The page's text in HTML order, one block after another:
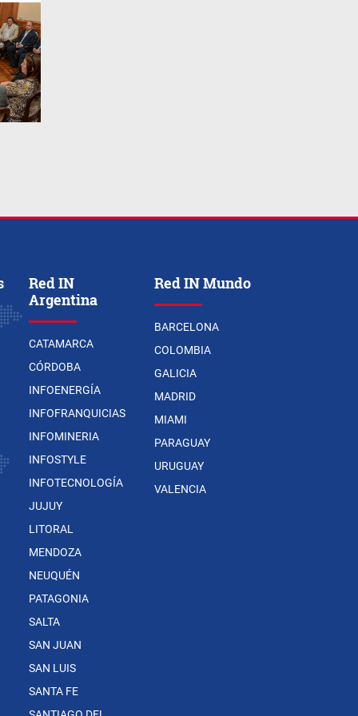
Red IN
Argentina
CATAMARCA
CÓRDOBA
INFOENERGÍA
INFOFRANQUICIAS
INFOMINERIA
INFOSTYLE
INFOTECNOLOGÍA
JUJUY
LITORAL
MENDOZA
NEUQUÉN
PATAGONIA
SALTA
SAN JUAN
SAN LUIS
SANTA FE
Red IN Mundo
BARCELONA
COLOMBIA
GALICIA
MADRID
MIAMI
PARAGUAY
URUGUAY
VALENCIA